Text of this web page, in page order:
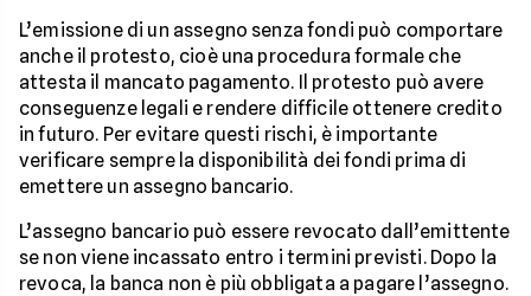
L’emissione di un assegno senza fondi può comportare
anche il protesto, cioè una procedura formale che
attesta il mancato pagamento. Il protesto può avere
conseguenze legali e rendere difficile ottenere credito
in futuro. Per evitare questi rischi, è importante
verificare sempre la disponibilità dei fondi prima di
emettere un assegno bancario.
L’assegno bancario può essere revocato dall’emittente
se non viene incassato entro i termini previsti. Dopo la
revoca, la banca non è più obbligata a pagare l’assegno.